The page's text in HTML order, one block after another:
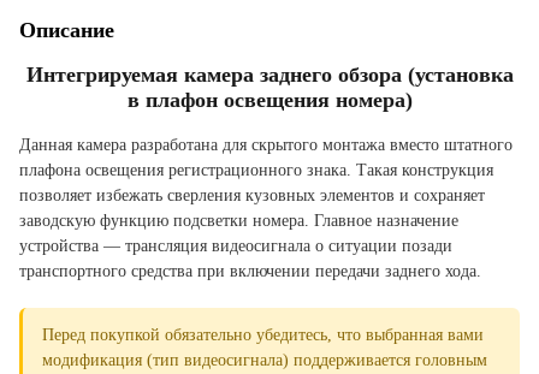
Описание
Интегрируемая камера заднего обзора (установка
в плафон освещения номера)
Данная камера разработана для скрытого монтажа вместо штатного
плафона освещения регистрационного знака. Такая конструкция
позволяет избежать сверления кузовных элементов и сохраняет
заводскую функцию подсветки номера. Главное назначение
устройства — трансляция видеосигнала о ситуации позади
транспортного средства при включении передачи заднего хода.
Перед покупкой обязательно убедитесь, что выбранная вами
модификация (тип видеосигнала) поддерживается головным